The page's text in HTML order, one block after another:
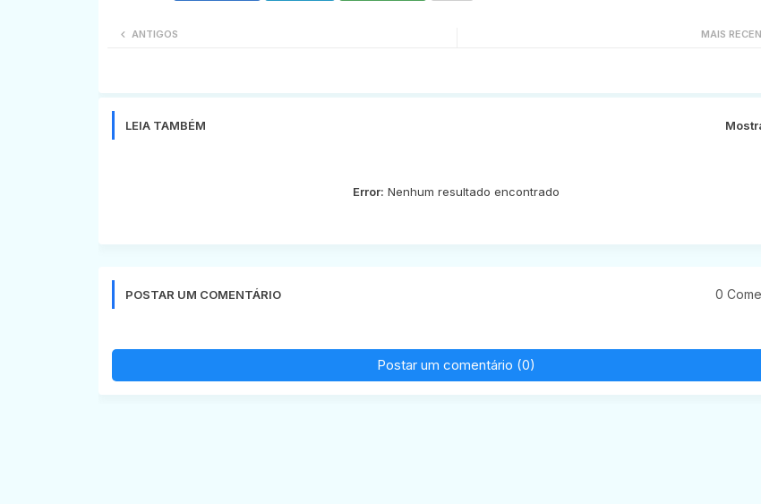
MAIS
ANTIGOS
LEIA TAMBÉM
Error: Nenhum resultado encontrado
POSTAR UM COMENTÁRIO 0
Postar um comentário (0)